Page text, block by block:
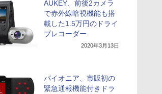
AUKEY、前後2カメラ
で赤外線暗視機能も搭
載した1.5万円のドライ
ブレコーダー
2020年3月13日
パイオニア、市販初の
緊急通報機能付きドラ